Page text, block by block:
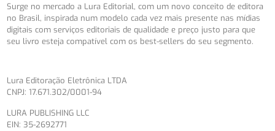
Surge no mercado a Lura Editorial, com um novo conceito de editora
no Brasil, inspirada num modelo cada vez mais presente nas mídias
digitais com serviços editoriais de qualidade e preço justo para que
seu livro esteja compatível com os best-sellers do seu segmento.
Lura Editoração Eletrônica LTDA
CNPJ: 17.671.302/0001-94
LURA PUBLISHING LLC
EIN: 35-2692771